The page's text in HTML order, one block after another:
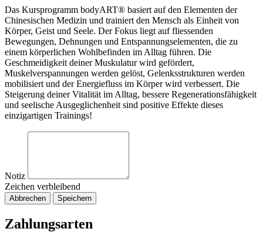
Das Kursprogramm bodyART® basiert auf den Elementen der
Chinesischen Medizin und trainiert den Mensch als Einheit von
Körper, Geist und Seele. Der Fokus liegt auf fliessenden
Bewegungen, Dehnungen und Entspannungselementen, die zu
einem körperlichen Wohlbefinden im Alltag führen. Die
Geschmeidigkeit deiner Muskulatur wird gefördert,
Muskelverspannungen werden gelöst, Gelenksstrukturen werden
mobilisiert und der Energiefluss im Körper wird verbessert. Die
Steigerung deiner Vitalität im Alltag, bessere Regenerationsfähigkeit
und seelische Ausgeglichenheit sind positive Effekte dieses
einzigartigen Trainings!
Notiz
Zeichen verbleibend
Abbrechen Speichern
Zahlungsarten